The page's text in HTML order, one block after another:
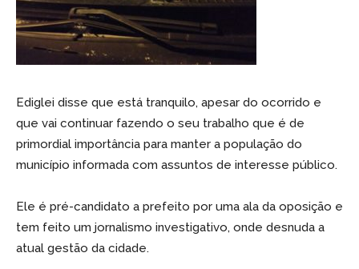
Ediglei disse que está tranquilo, apesar do ocorrido e
que vai continuar fazendo o seu trabalho que é de
primordial importância para manter a população do
município informada com assuntos de interesse público.
Ele é pré-candidato a prefeito por uma ala da oposição e
tem feito um jornalismo investigativo, onde desnuda a
atual gestão da cidade.